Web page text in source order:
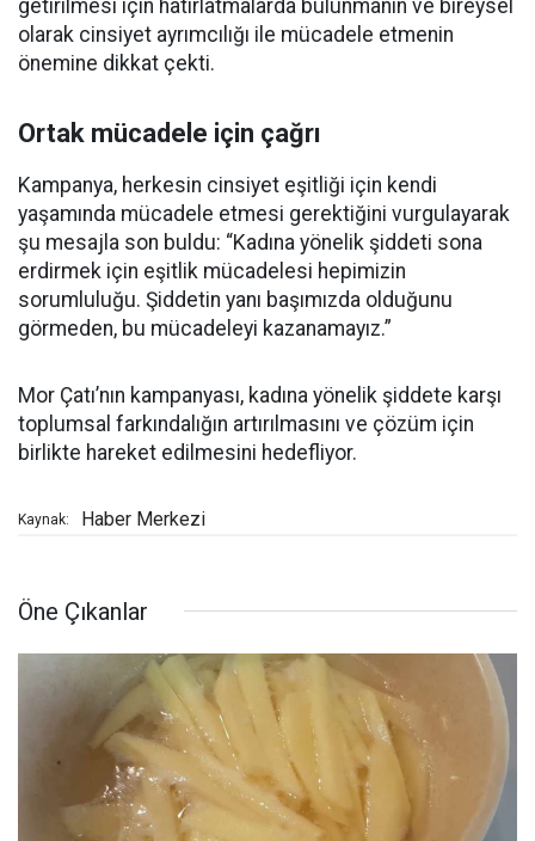
getirilmesi için hatırlatmalarda bulunmanın ve bireysel
olarak cinsiyet ayrımcılığı ile mücadele etmenin
önemine dikkat çekti.
Ortak mücadele için çağrı
Kampanya, herkesin cinsiyet eşitliği için kendi
yaşamında mücadele etmesi gerektiğini vurgulayarak
şu mesajla son buldu: “Kadına yönelik şiddeti sona
erdirmek için eşitlik mücadelesi hepimizin
sorumluluğu. Şiddetin yanı başımızda olduğunu
görmeden, bu mücadeleyi kazanamayız.”
Mor Çatı’nın kampanyası, kadına yönelik şiddete karşı
toplumsal farkındalığın artırılmasını ve çözüm için
birlikte hareket edilmesini hedefliyor.
Kaynak: Haber Merkezi
Öne Çıkanlar